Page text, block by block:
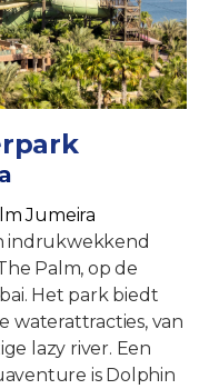
Jumeira
indrukwekkend
Palm, op de
Het park biedt
waterattracties, van
lazy river. Een
is Dolphin